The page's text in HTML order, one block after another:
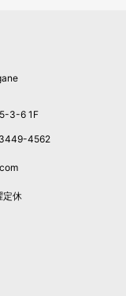
3-6 1F
4562
休